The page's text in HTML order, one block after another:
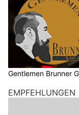
Gentlemen Brunner
EMPFEHLUNGEN